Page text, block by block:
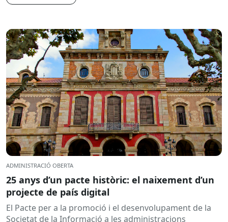
ADMINISTRACIÓ OBERTA
25 anys d’un pacte històric: el naixement d’un
projecte de país digital
El Pacte per a la promoció i el desenvolupament de la
Societat de la Informació a les administracions